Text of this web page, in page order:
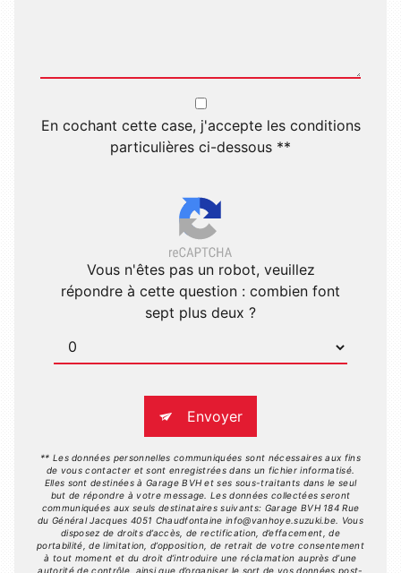
En cochant cette case, j'accepte les conditions
particulières ci-dessous **
Vous n'êtes pas un robot, veuillez
répondre à cette question : combien font
sept plus deux ?
Envoyer
** Les données personnelles communiquées sont nécessaires aux fins
de vous contacter et sont enregistrées dans un fichier informatisé.
Elles sont destinées à Garage BVH et ses sous-traitants dans le seul
but de répondre à votre message. Les données collectées seront
communiquées aux seuls destinataires suivants: Garage BVH 184 Rue
du Général Jacques 4051 Chaudfontaine info@vanhoye.suzuki.be. Vous
disposez de droits d’accès, de rectification, d’effacement, de
portabilité, de limitation, d’opposition, de retrait de votre consentement
à tout moment et du droit d’introduire une réclamation auprès d’une
autorité de contrôle, ainsi que d’organiser le sort de vos données post-